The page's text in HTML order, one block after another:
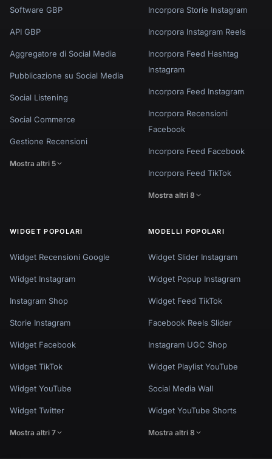
Software GBP
API GBP
Aggregatore di Social Media
Pubblicazione su Social Media
Social Listening
Social Commerce
Gestione Recensioni
Mostra altri 5
Incorpora Storie Instagram
Incorpora Instagram Reels
Incorpora Feed Hashtag
Instagram
Incorpora Feed Instagram
Incorpora Recensioni
Facebook
Incorpora Feed Facebook
Incorpora Feed TikTok
Mostra altri 8
WIDGET POPOLARI
Widget Recensioni Google
Widget Instagram
Instagram Shop
Storie Instagram
Widget Facebook
Widget TikTok
Widget YouTube
Widget Twitter
Mostra altri 7
MODELLI POPOLARI
Widget Slider Instagram
Widget Popup Instagram
Widget Feed TikTok
Facebook Reels Slider
Instagram UGC Shop
Widget Playlist YouTube
Social Media Wall
Widget YouTube Shorts
Mostra altri 8